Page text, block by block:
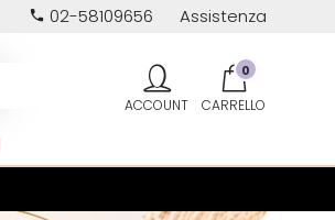
02-58109656 Assistenza
0